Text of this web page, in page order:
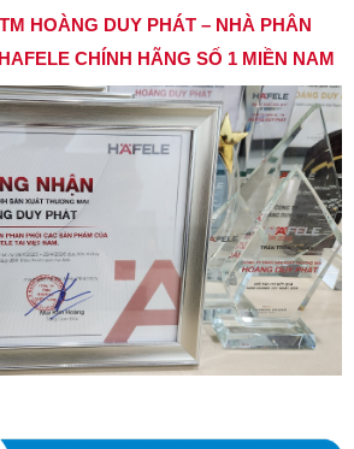
HOÀNG DUY PHÁT – NHÀ PHÂN
CHÍNH HÃNG SỐ 1 MIỀN NAM